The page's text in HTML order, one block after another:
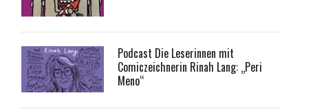
Podcast Die Leserinnen mit
Comiczeichnerin Rinah Lang: „Peri
Meno“